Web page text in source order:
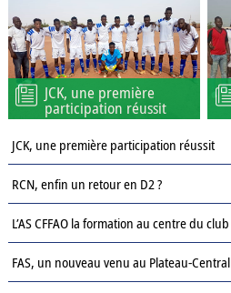
JCK, une première
participation réussit
JCK, une première participation réussit
RCN, enfin un retour en D2 ?
L’AS CFFAO la formation au centre du club
FAS, un nouveau venu au Plateau-Central